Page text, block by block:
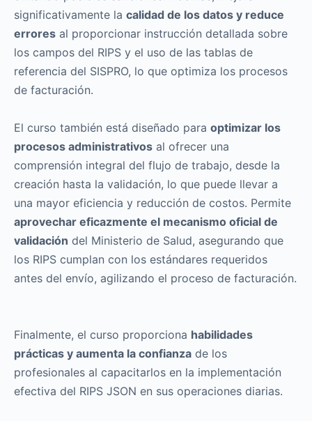
significativamente la calidad de los datos y reduce
errores al proporcionar instrucción detallada sobre
los campos del RIPS y el uso de las tablas de
referencia del SISPRO, lo que optimiza los procesos
de facturación.
El curso también está diseñado para optimizar los
procesos administrativos al ofrecer una
comprensión integral del flujo de trabajo, desde la
creación hasta la validación, lo que puede llevar a
una mayor eficiencia y reducción de costos. Permite
aprovechar eficazmente el mecanismo oficial de
validación del Ministerio de Salud, asegurando que
los RIPS cumplan con los estándares requeridos
antes del envío, agilizando el proceso de facturación.
Finalmente, el curso proporciona habilidades
prácticas y aumenta la confianza de los
profesionales al capacitarlos en la implementación
efectiva del RIPS JSON en sus operaciones diarias.